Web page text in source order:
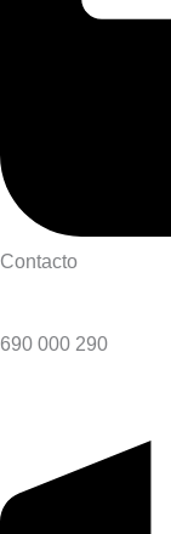
Contacto
690 000 290